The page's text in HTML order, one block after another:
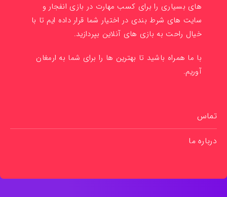
های بسیاری را برای کسب مهارت در بازی انفجار و
سایت های شرط بندی در اختیار شما قرار داده ایم تا با
خیال راحت به بازی های آنلاین بپردازید.
با ما همراه باشید تا بهترین ها را برای شما به ارمغان
آوریم.
تماس
درباره ما